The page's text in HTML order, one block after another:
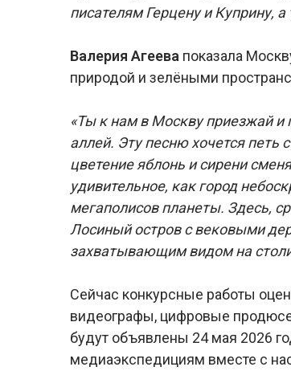
писателям Герцену и Куприну,
Валерия Агеева показала
природой и зелёными
«Ты к нам в Москву приезжай и
аллей. Эту песню хочется петь
цветение яблонь и сирени
удивительное, как город
мегаполисов планеты. Здесь,
Лосиный остров с вековыми
захватывающим видом на
Сейчас конкурсные работы
видеографы, цифровые
будут объявлены 24 мая 2026
медиаэкспедициям вместе с